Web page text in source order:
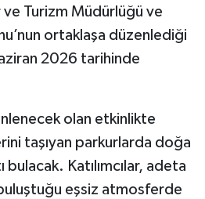
Turizm Müdürlüğü ve
ortaklaşa düzenlediği
2026 tarihinde
olan etkinlikte
taşıyan parkurlarda doğa
bulacak. Katılımcılar, adeta
eşsiz atmosferde